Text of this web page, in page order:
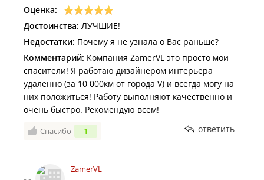
Оценка:
Достоинства: ЛУЧШИЕ!
Недостатки: Почему я не узнала о Вас раньше?
Комментарий: Компания ZamerVL это просто мои
спасители! Я работаю дизайнером интерьера
удаленно (за 10 000км от города V) и всегда могу на
них положиться! Работу выполняют качественно и
очень быстро. Рекомендую всем!
Спасибо 1 ответить
ZamerVL